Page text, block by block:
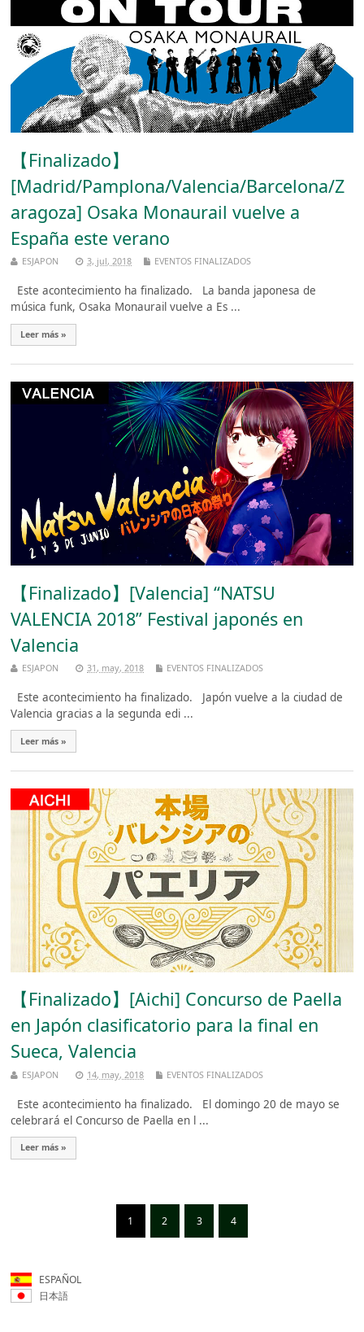
【Finalizado】
[Madrid/Pamplona/Valencia/Barcelona/Z
aragoza] Osaka Monaurail vuelve a
España este verano
ESJAPON 3, jul, 2018 EVENTOS FINALIZADOS
Este acontecimiento ha finalizado. La banda japonesa de
música funk, Osaka Monaurail vuelve a Es ...
Leer más »
【Finalizado】[Valencia] “NATSU
VALENCIA 2018” Festival japonés en
Valencia
ESJAPON 31, may, 2018 EVENTOS FINALIZADOS
Este acontecimiento ha finalizado. Japón vuelve a la ciudad de
Valencia gracias a la segunda edi ...
Leer más »
【Finalizado】[Aichi] Concurso de Paella
en Japón clasificatorio para la final en
Sueca, Valencia
ESJAPON 14, may, 2018 EVENTOS FINALIZADOS
Este acontecimiento ha finalizado. El domingo 20 de mayo se
celebrará el Concurso de Paella en l ...
Leer más »
1 2 3 4
ESPAÑOL
日本語